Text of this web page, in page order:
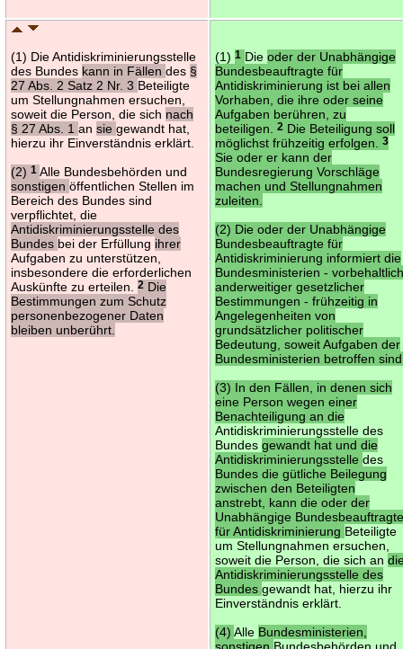
(1) Die Antidiskriminierungsstelle
des Bundes kann in Fällendes §
27 Abs. 2 Satz 2 Nr. 3 Beteiligte
um Stellungnahmen ersuchen,
soweit die Person, die sich nach
§ 27 Abs. 1ansiegewandt hat,
hierzu ihr Einverständnis erklärt.
(2)1 Alle Bundesbehörden und
sonstigenöffentlichen Stellen im
Bereich des Bundes sind
verpflichtet, die
Antidiskriminierungsstelle des
Bundes bei der Erfüllung ihrer
Aufgaben zu unterstützen,
insbesondere die erforderlichen
Auskünfte zu erteilen.2 Die
Bestimmungen zum Schutz
personenbezogener Daten
bleiben unberührt.
(1)1 Dieoder der Unabhängige
Bundesbeauftragte für
Antidiskriminierung ist bei allen
Vorhaben, die ihre oder seine
Aufgaben berühren, zu
beteiligen.2 Die Beteiligung soll
möglichst frühzeitig erfolgen.3
Sie oder er kann der
Bundesregierung Vorschläge
machen und Stellungnahmen
zuleiten.
(2) Die oder der Unabhängige
Bundesbeauftragte für
Antidiskriminierung informiert die
Bundesministerien -
anderweitiger gesetzlicher
Bestimmungen - frühzeitig in
Angelegenheiten von
grundsätzlicher politischer
Bedeutung, soweit Aufgaben der
Bundesministerien betroffen
(3) In den Fällen, in denen sich
eine Person wegen einer
Benachteiligung an die
Antidiskriminierungsstelle des
Bundesgewandt hat und die
Antidiskriminierungsstelledes
Bundes die gütliche Beilegung
zwischen den Beteiligten
anstrebt, kann die oder der
Unabhängige
für Antidiskriminierung Beteiligte
um Stellungnahmen ersuchen,
soweit die Person, die sich an
Antidiskriminierungsstelle des
Bundesgewandt hat, hierzu ihr
Einverständnis erklärt.
(4)Alle Bundesministerien,
sonstigen Bundesbehörden und